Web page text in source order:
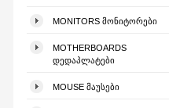
MONITORS ᲛᲝᲜᲘᲢᲝᲠᲔᲑᲘ
MOTHERBOARDS
ᲓᲔᲓᲐᲞᲚᲐᲢᲔᲑᲘ
MOUSE ᲛᲐᲣᲡᲔᲑᲘ